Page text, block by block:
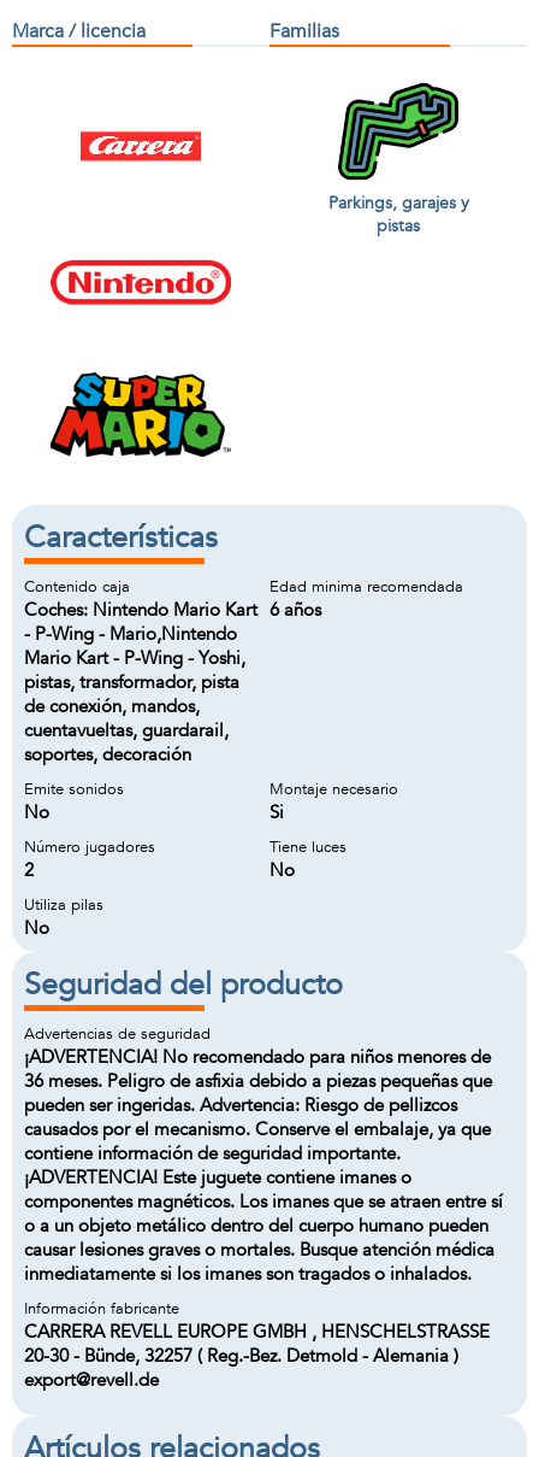
Marca / licencia Familias
Parkings, garajes y
pistas
Características
Contenido caja
Coches: Nintendo Mario Kart
- P-Wing - Mario,Nintendo
Mario Kart - P-Wing - Yoshi,
pistas, transformador, pista
de conexión, mandos,
cuentavueltas, guardarail,
soportes, decoración
Edad minima recomendada
6 años
Emite sonidos
No
Montaje necesario
Si
Número jugadores
2
Tiene luces
No
Utiliza pilas
No
Seguridad del producto
Advertencias de seguridad
¡ADVERTENCIA! No recomendado para niños menores de
36 meses. Peligro de asfixia debido a piezas pequeñas que
pueden ser ingeridas. Advertencia: Riesgo de pellizcos
causados por el mecanismo. Conserve el embalaje, ya que
contiene información de seguridad importante.
¡ADVERTENCIA! Este juguete contiene imanes o
componentes magnéticos. Los imanes que se atraen entre sí
o a un objeto metálico dentro del cuerpo humano pueden
causar lesiones graves o mortales. Busque atención médica
inmediatamente si los imanes son tragados o inhalados.
Información fabricante
CARRERA REVELL EUROPE GMBH , HENSCHELSTRASSE
20-30 - Bünde, 32257 ( Reg.-Bez. Detmold - Alemania )
export@revell.de
Artículos relacionados